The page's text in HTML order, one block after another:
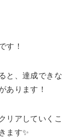
す！
と、達成できな
あります！
リアしていくこ
ます✨